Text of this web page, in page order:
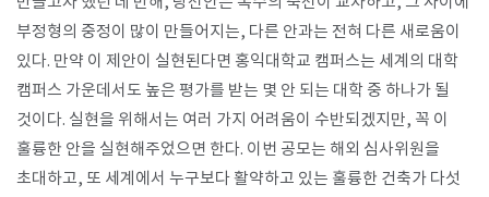
부정형의 중정이 많이 만들어지는, 다른 안과는 전혀 다른 새로움이
있다. 만약 이 제안이 실현된다면 홍익대학교 캠퍼스는 세계의 대학
캠퍼스 가운데서도 높은 평가를 받는 몇 안 되는 대학 중 하나가 될
것이다. 실현을 위해서는 여러 가지 어려움이 수반되겠지만, 꼭 이
훌륭한 안을 실현해주었으면 한다. 이번 공모는 해외 심사위원을
초대하고, 또 세계에서 누구보다 활약하고 있는 훌륭한 건축가 다섯